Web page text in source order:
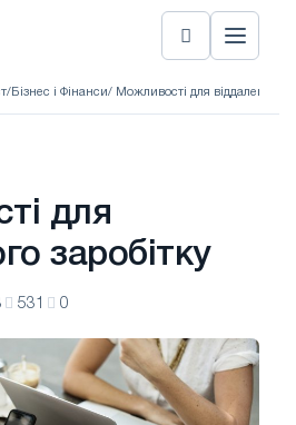
/ Бізнес і Фінанси/ Можливості для віддаленого
для
заробітку
531 0